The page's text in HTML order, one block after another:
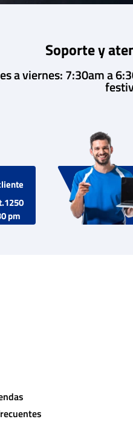
Soporte y
a viernes: 7:30am a
pm